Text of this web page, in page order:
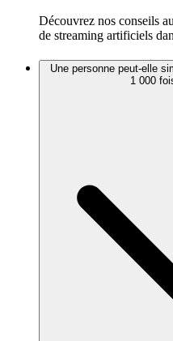
Découvrez nos conseils
de streaming artificiels
Une personne peut-elle
1 000